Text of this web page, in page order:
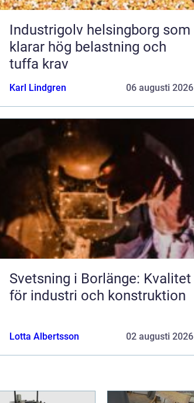
Industrigolv helsingborg som
klarar hög belastning och
tuffa krav
Karl Lindgren 06 augusti 2026
Svetsning i Borlänge: Kvalitet
för industri och konstruktion
Lotta Albertsson 02 augusti 2026